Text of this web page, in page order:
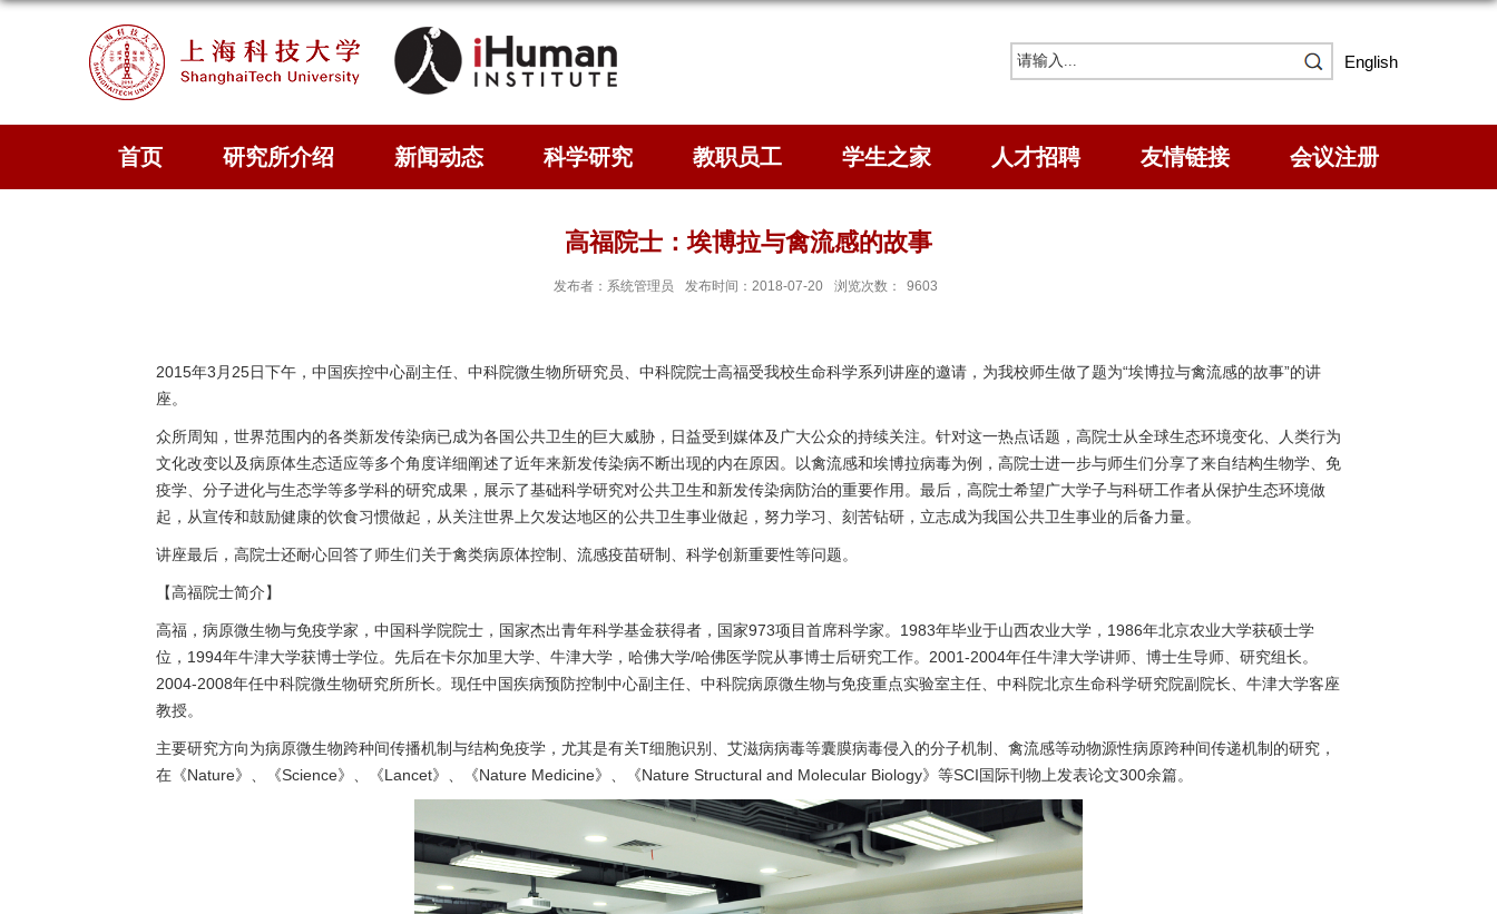
English
首页 研究所介绍 新闻动态 科学研究 教职员工 学生之家 人才招聘 友情链接 会议注册
高福院士：埃博拉与禽流感的故事
发布者：系统管理员 发布时间：2018-07-20 浏览次数： 9603
2015年3月25日下午，中国疾控中心副主任、中科院微生物所研究员、中科院院士高福受我校生命科学系列讲座的邀请，为我校师生做了题为“埃博拉与禽流感的故事”的讲
座。
众所周知，世界范围内的各类新发传染病已成为各国公共卫生的巨大威胁，日益受到媒体及广大公众的持续关注。针对这一热点话题，高院士从全球生态环境变化、人类行为
文化改变以及病原体生态适应等多个角度详细阐述了近年来新发传染病不断出现的内在原因。以禽流感和埃博拉病毒为例，高院士进一步与师生们分享了来自结构生物学、免
疫学、分子进化与生态学等多学科的研究成果，展示了基础科学研究对公共卫生和新发传染病防治的重要作用。最后，高院士希望广大学子与科研工作者从保护生态环境做
起，从宣传和鼓励健康的饮食习惯做起，从关注世界上欠发达地区的公共卫生事业做起，努力学习、刻苦钻研，立志成为我国公共卫生事业的后备力量。
讲座最后，高院士还耐心回答了师生们关于禽类病原体控制、流感疫苗研制、科学创新重要性等问题。
【高福院士简介】
高福，病原微生物与免疫学家，中国科学院院士，国家杰出青年科学基金获得者，国家973项目首席科学家。1983年毕业于山西农业大学，1986年北京农业大学获硕士学
位，1994年牛津大学获博士学位。先后在卡尔加里大学、牛津大学，哈佛大学/哈佛医学院从事博士后研究工作。2001-2004年任牛津大学讲师、博士生导师、研究组长。
2004-2008年任中科院微生物研究所所长。现任中国疾病预防控制中心副主任、中科院病原微生物与免疫重点实验室主任、中科院北京生命科学研究院副院长、牛津大学客座
教授。
主要研究方向为病原微生物跨种间传播机制与结构免疫学，尤其是有关T细胞识别、艾滋病病毒等囊膜病毒侵入的分子机制、禽流感等动物源性病原跨种间传递机制的研究，
在《Nature》、《Science》、《Lancet》、《Nature Medicine》、《Nature Structural and Molecular Biology》等SCI国际刊物上发表论文300余篇。